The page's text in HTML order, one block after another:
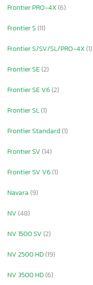
Frontier PRO-4X(6)
Frontier S(11)
Frontier S/SV/SL/PRO-4X(1)
Frontier SE(2)
Frontier SE V6(2)
Frontier SL(1)
Frontier Standard(1)
Frontier SV(14)
Frontier SV V6(1)
Navara(9)
NV(48)
NV 1500 SV(2)
NV 2500 HD(19)
NV 3500 HD(6)